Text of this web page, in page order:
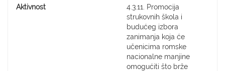
Aktivnost
4.3.11. Promocija
strukovnih škola i
budućeg izbora
zanimanja koja će
učenicima romske
nacionalne manjine
omogućiti što brže